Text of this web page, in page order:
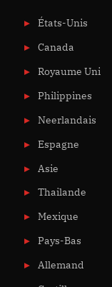
États-Unis
Canada
Royaume Uni
Philippines
Neerlandais
Espagne
Asie
Thailande
Mexique
Pays-Bas
Allemand